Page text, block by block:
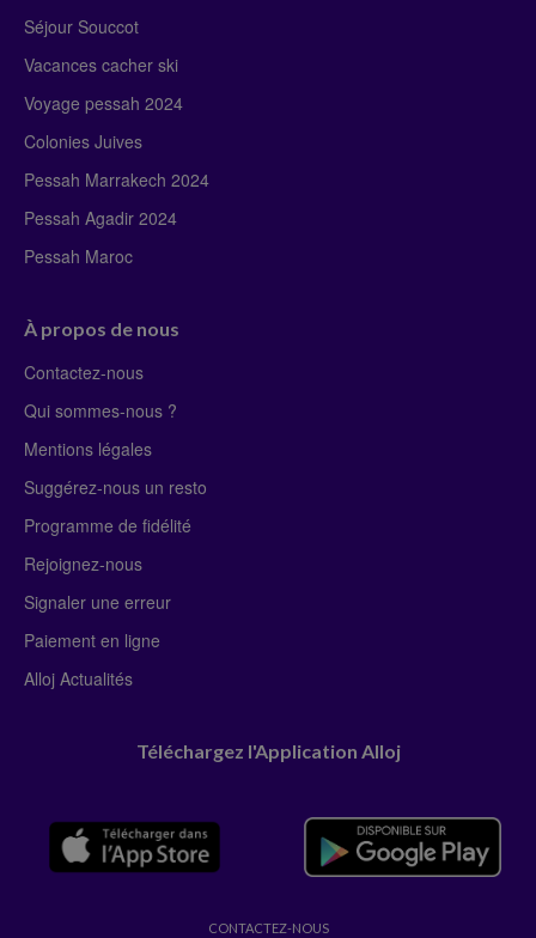
Séjour Souccot
Vacances cacher ski
Voyage pessah 2024
Colonies Juives
Pessah Marrakech 2024
Pessah Agadir 2024
Pessah Maroc
À propos de nous
Contactez-nous
Qui sommes-nous ?
Mentions légales
Suggérez-nous un resto
Programme de fidélité
Rejoignez-nous
Signaler une erreur
Paiement en ligne
Alloj Actualités
Téléchargez l'Application Alloj
CONTACTEZ-NOUS